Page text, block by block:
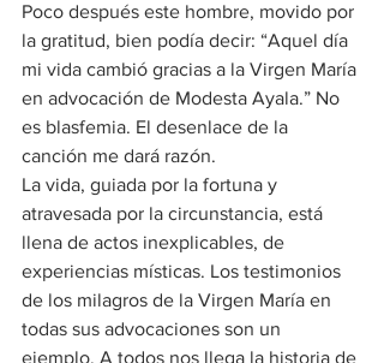
Poco después este hombre, movido por
la gratitud, bien podía decir: “Aquel día
mi vida cambió gracias a la Virgen María
en advocación de Modesta Ayala.” No
es blasfemia. El desenlace de la
canción me dará razón.
La vida, guiada por la fortuna y
atravesada por la circunstancia, está
llena de actos inexplicables, de
experiencias místicas. Los testimonios
de los milagros de la Virgen María en
todas sus advocaciones son un
ejemplo. A todos nos llega la historia de